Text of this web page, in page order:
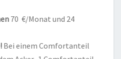
70 €/Monat und 24
Bei einem Comfortanteil